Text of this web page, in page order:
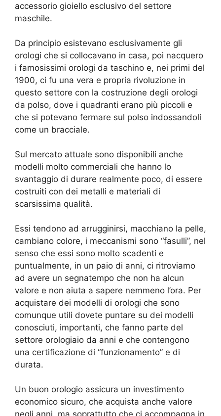
accessorio gioiello esclusivo del settore
maschile.
Da principio esistevano esclusivamente gli
orologi che si collocavano in casa, poi nacquero
i famosissimi orologi da taschino e, nei primi del
1900, ci fu una vera e propria rivoluzione in
questo settore con la costruzione degli orologi
da polso, dove i quadranti erano più piccoli e
che si potevano fermare sul polso indossandoli
come un bracciale.
Sul mercato attuale sono disponibili anche
modelli molto commerciali che hanno lo
svantaggio di durare realmente poco, di essere
costruiti con dei metalli e materiali di
scarsissima qualità.
Essi tendono ad arrugginirsi, macchiano la pelle,
cambiano colore, i meccanismi sono “fasulli”, nel
senso che essi sono molto scadenti e
puntualmente, in un paio di anni, ci ritroviamo
ad avere un segnatempo che non ha alcun
valore e non aiuta a sapere nemmeno l’ora. Per
acquistare dei modelli di orologi che sono
comunque utili dovete puntare su dei modelli
conosciuti, importanti, che fanno parte del
settore orologiaio da anni e che contengono
una certificazione di “funzionamento” e di
durata.
Un buon orologio assicura un investimento
economico sicuro, che acquista anche valore
negli anni, ma soprattutto che ci accompagna in